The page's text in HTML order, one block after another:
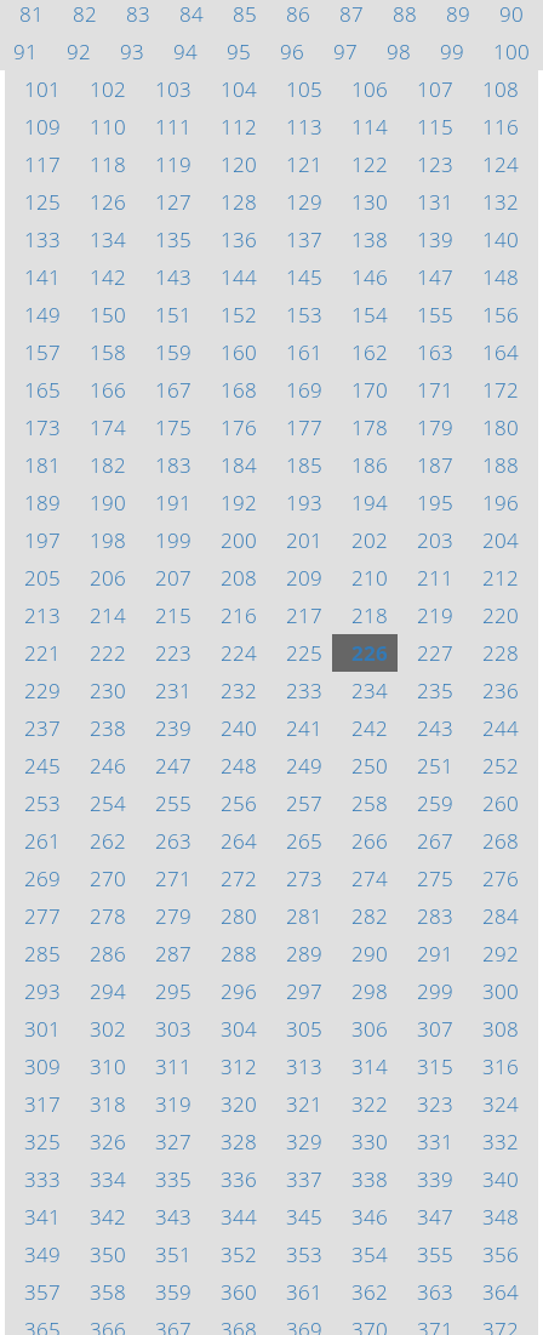
81
82 83 84 85 86 87 88 89
90
91
92 93 94 95 96 97 98 99
100
101
102 103 104 105 106 107
108
109
110 111 112 113 114 115
116
117
118 119 120 121 122 123
124
125
126 127 128 129 130 131
132
133
134 135 136 137 138 139
140
141
142 143 144 145 146 147
148
149
150 151 152 153 154 155
156
157
158 159 160 161 162 163
164
165
166 167 168 169 170 171
172
173
174 175 176 177 178 179
180
181
182 183 184 185 186 187
188
189
190 191 192 193 194 195
196
197
198 199 200 201 202 203
204
205
206 207 208 209 210 211
212
213
214 215 216 217 218 219
220
221
222 223 224 225 226 227
228
229
230 231 232 233 234 235
236
237
238 239 240 241 242 243
244
245
246 247 248 249 250 251
252
253
254 255 256 257 258 259
260
261
262 263 264 265 266 267
268
269
270 271 272 273 274 275
276
277
278 279 280 281 282 283
284
285
286 287 288 289 290 291
292
293
294 295 296 297 298 299
300
301
302 303 304 305 306 307
308
309
310 311 312 313 314 315
316
317
318 319 320 321 322 323
324
325
326 327 328 329 330 331
332
333
334 335 336 337 338 339
340
341
342 343 344 345 346 347
348
349
350 351 352 353 354 355
356
357
358 359 360 361 362 363
364